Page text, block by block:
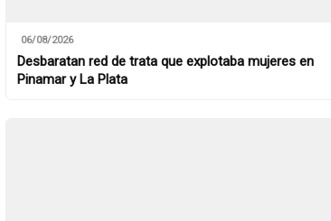
06/08/2026
Desbaratan red de trata que explotaba mujeres en
Pinamar y La Plata